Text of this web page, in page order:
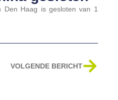
Den Haag is gesloten van 1
VOLGENDE BERICHT